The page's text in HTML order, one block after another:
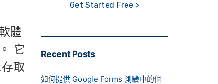
體
它
取
Get Started Free >
Recent Posts
如何提供 Google Forms 測驗中的個